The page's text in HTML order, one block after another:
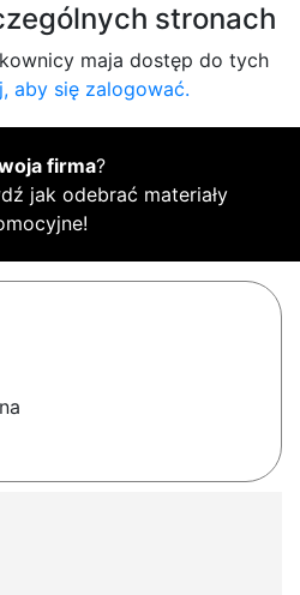
stronach
maja dostęp do tych
aby się zalogować.
firma?
jak odebrać materiały